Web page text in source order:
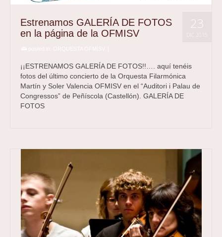
23
DIC 2015
Estrenamos GALERÍA DE FOTOS
en la página de la OFMISV
¡¡ESTRENAMOS GALERÍA DE FOTOS!!…. aquí tenéis
fotos del último concierto de la Orquesta Filarmónica
Martín y Soler Valencia OFMISV en el “Auditori i Palau de
Congressos” de Peñíscola (Castellón). GALERÍA DE
FOTOS